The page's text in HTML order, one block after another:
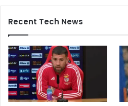
Recent Tech News